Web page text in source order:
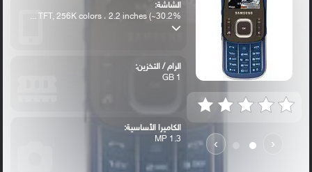
‹
›
الشاشة:
TFT, 256K colors ، 2.2 inches (~30.2% ...
الرام / التخزين:
1 GB
الكاميرا الأساسية:
1.3 MP